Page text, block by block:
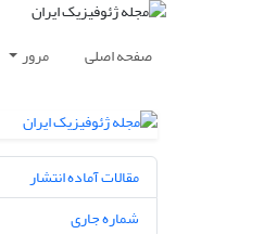
صفحه اصلی مرور
مقالات آماده انتشار
شماره جاری